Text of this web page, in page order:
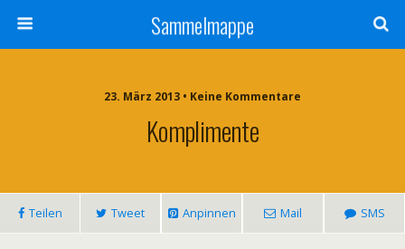
Sammelmappe
23. März 2013 • Keine Kommentare
Komplimente
Teilen Tweet Anpinnen Mail SMS